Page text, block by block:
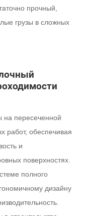
прочный,
грузы в сложных
на пересеченной
работ, обеспечивая
и
поверхностях.
полного
дизайну